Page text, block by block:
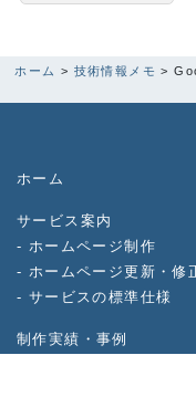
ホーム > 技術情報メモ >
ホーム
サービス案内
- ホームページ制作
- ホームページ更新・修
- サービスの標準仕様
制作実績・事例